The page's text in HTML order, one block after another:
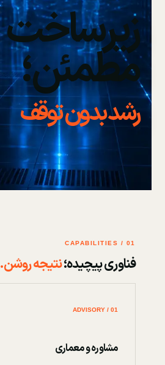
زیرساخت
مطمئن؛
رشد بدون توقف
01 / CAPABILITIES
فناوری پیچیده؛نتیجه روشن.
01 / ADVISORY
مشاوره و معماری